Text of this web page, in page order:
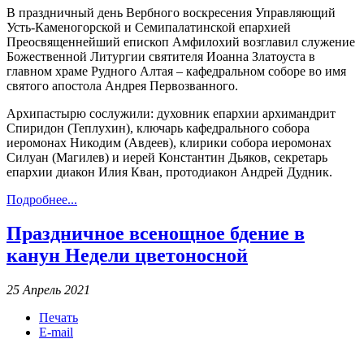
В праздничный день Вербного воскресения Управляющий
Усть-Каменогорской и Семипалатинской епархией
Преосвященнейший епископ Амфилохий возглавил служение
Божественной Литургии святителя Иоанна Златоуста в
главном храме Рудного Алтая – кафедральном соборе во имя
святого апостола Андрея Первозванного.
Архипастырю сослужили: духовник епархии архимандрит
Спиридон (Теплухин), ключарь кафедрального собора
иеромонах Никодим (Авдеев), клирики собора иеромонах
Силуан (Магилев) и иерей Константин Дьяков, секретарь
епархии диакон Илия Кван, протодиакон Андрей Дудник.
Подробнее...
Праздничное всенощное бдение в
канун Недели цветоносной
25 Апрель 2021
Печать
E-mail